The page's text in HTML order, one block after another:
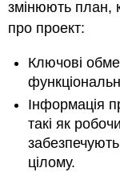
змінюють план,
про проект:
Ключові
Інформація
такі як
цілому.